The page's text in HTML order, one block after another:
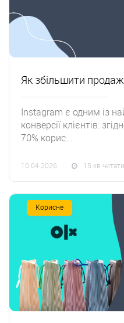
Як збільшити
Instagram є одним із
конверсії клієнтів:
70% корис...
10.04.2026 15 хв читати
Корисне